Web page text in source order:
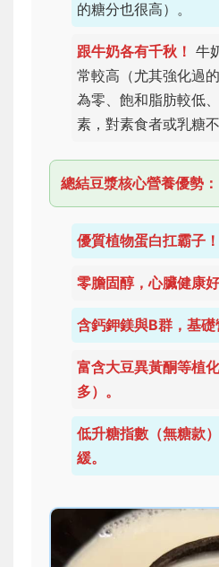
的糖分也很高）。
跟牛奶各有千秋！ 牛
常較高（尤其強化過
為零、飽和脂肪較低
素，對素食者或乳糖
總結豆漿核心營養優勢：
優質植物蛋白扛霸子！
零膽固醇，心臟健康好
含鈣鉀鎂與B群，基礎
富含大豆異黃酮等植
多）。
低升糖指數（無糖款
緩。